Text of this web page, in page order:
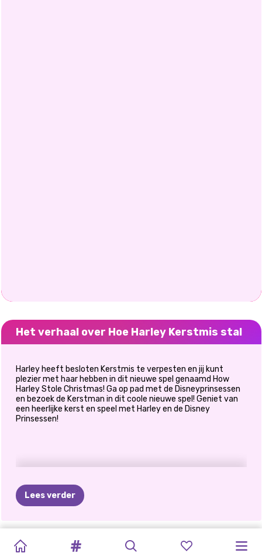
Het verhaal over Hoe Harley Kerstmis stal
Harley heeft besloten Kerstmis te verpesten en jij kunt
plezier met haar hebben in dit nieuwe spel genaamd How
Harley Stole Christmas! Ga op pad met de Disneyprinsessen
en bezoek de Kerstman in dit coole nieuwe spel! Geniet van
een heerlijke kerst en speel met Harley en de Disney
Prinsessen!
Lees verder
UPTRENDS
KERSTMAKE-
VOOR
HET
CHINEES
NIEUWJAAR
NIEUWJAARSCONCERTMAGISCHE
KERST
PEPERKOEK
KARDASHIANS
ELLIE
BEN:
PRINSESSEN
ELLIE